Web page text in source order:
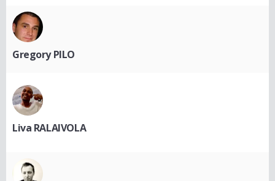
Gregory PILO
Liva RALAIVOLA